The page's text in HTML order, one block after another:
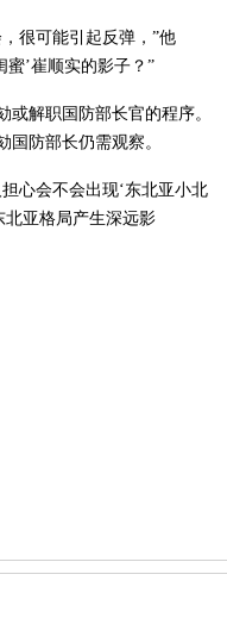
很可能引起反弹，”他
’崔顺实的影子？”
解职国防部长官的程序。
防部长仍需观察。
心会不会出现‘东北亚小北
北亚格局产生深远影